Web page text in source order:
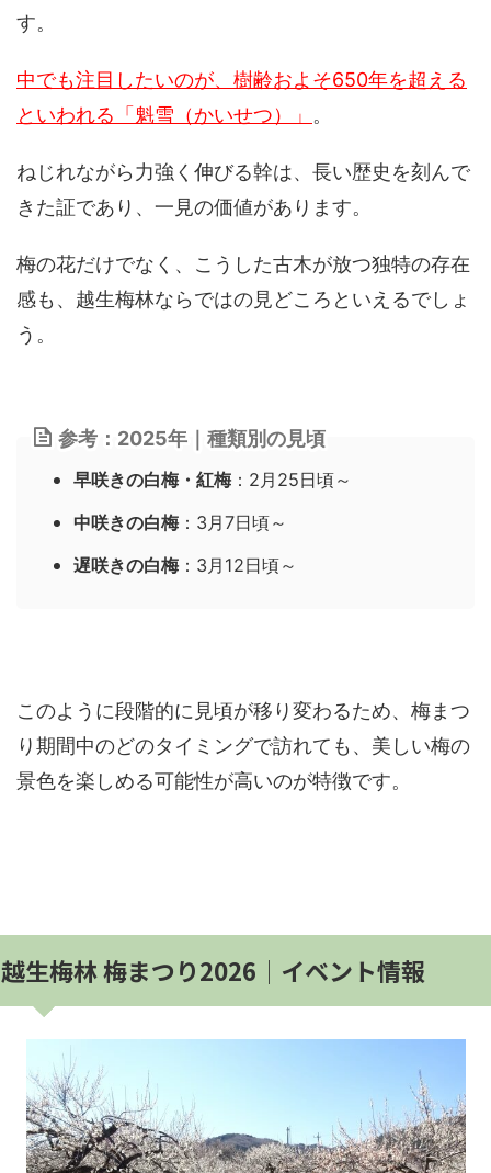
す。
中でも注目したいのが、樹齢およそ650年を超える
といわれる「魁雪（かいせつ）」 。
ねじれながら力強く伸びる幹は、長い歴史を刻んで
きた証であり、一見の価値があります。
梅の花だけでなく、こうした古木が放つ独特の存在
感も、越生梅林ならではの見どころといえるでしょ
う。
参考：2025年｜種類別の見頃
早咲きの白梅・紅梅：2月25日頃～
中咲きの白梅：3月7日頃～
遅咲きの白梅：3月12日頃～
このように段階的に見頃が移り変わるため、梅まつ
り期間中のどのタイミングで訪れても、美しい梅の
景色を楽しめる可能性が高いのが特徴です。
越生梅林 梅まつり2026│イベント情報